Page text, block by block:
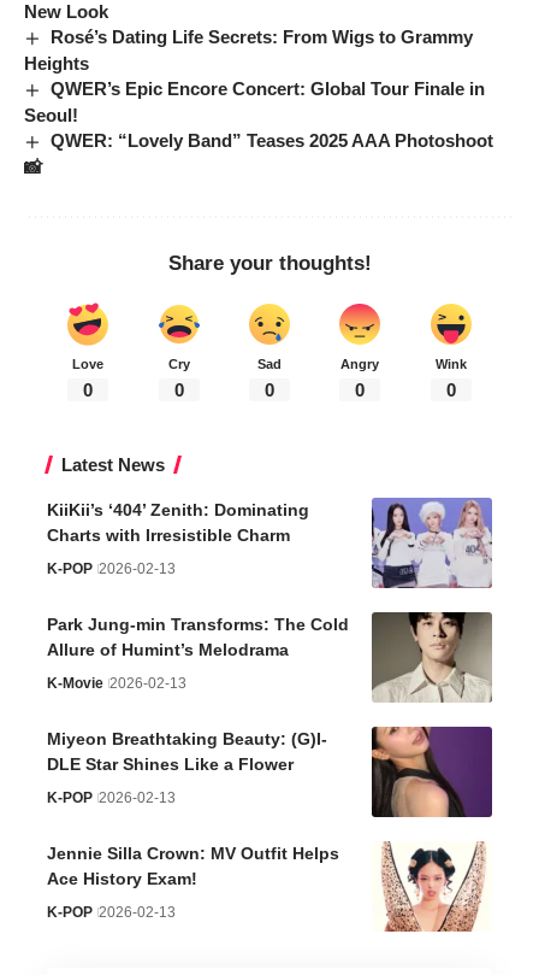
New Look
Rosé’s Dating Life Secrets: From Wigs to Grammy
Heights
QWER’s Epic Encore Concert: Global Tour Finale in
Seoul!
QWER: “Lovely Band” Teases 2025 AAA Photoshoot
📸
Share your thoughts!
Love
0
Cry
0
Sad
0
Angry
0
Wink
0
Latest News
KiiKii’s ‘404’ Zenith: Dominating
Charts with Irresistible Charm
K-POP 2026-02-13
Park Jung-min Transforms: The Cold
Allure of Humint’s Melodrama
K-Movie 2026-02-13
Miyeon Breathtaking Beauty: (G)I-
DLE Star Shines Like a Flower
K-POP 2026-02-13
Jennie Silla Crown: MV Outfit Helps
Ace History Exam!
K-POP 2026-02-13